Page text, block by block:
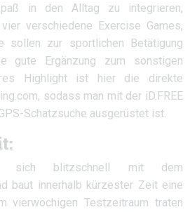
in den Alltag zu integrieren,
verschiedene Exercise Games,
sollen zur sportlichen Betätigung
gute Ergänzung zum sonstigen
Highlight ist hier die direkte
sodass man mit der iD.FREE
Schatzsuche ausgerüstet ist.
sich blitzschnell mit dem
baut innerhalb kürzester Zeit eine
vierwöchigen Testzeitraum traten